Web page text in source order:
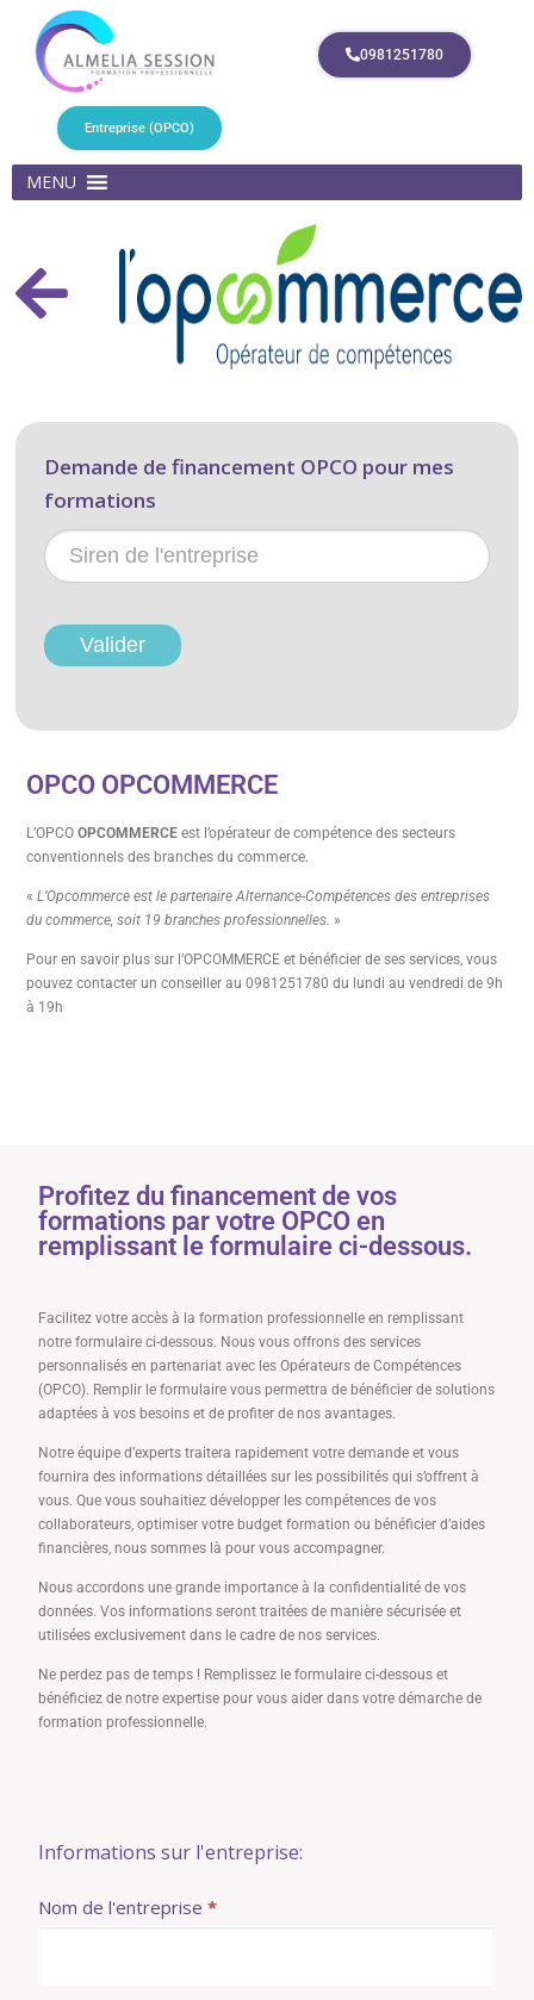
0981251780
Entreprise (OPCO)
MENU
Financement
OPCO
pour
formations
Demande de financement OPCO pour mes
formations
Valider
OPCO OPCOMMERCE
L’OPCO OPCOMMERCE est l’opérateur de compétence des secteurs
conventionnels des branches du commerce.
« L’Opcommerce est le partenaire Alternance-Compétences des entreprises
du commerce, soit 19 branches professionnelles. »
Pour en savoir plus sur l’OPCOMMERCE et bénéficier de ses services, vous
pouvez contacter un conseiller au 0981251780 du lundi au vendredi de 9h
à 19h
Profitez du financement de vos
formations par votre OPCO en
remplissant le formulaire ci-dessous.
Facilitez votre accès à la formation professionnelle en remplissant
notre formulaire ci-dessous. Nous vous offrons des services
personnalisés en partenariat avec les Opérateurs de Compétences
(OPCO). Remplir le formulaire vous permettra de bénéficier de solutions
adaptées à vos besoins et de profiter de nos avantages.
Notre équipe d’experts traitera rapidement votre demande et vous
fournira des informations détaillées sur les possibilités qui s’offrent à
vous. Que vous souhaitiez développer les compétences de vos
collaborateurs, optimiser votre budget formation ou bénéficier d’aides
financières, nous sommes là pour vous accompagner.
Nous accordons une grande importance à la confidentialité de vos
données. Vos informations seront traitées de manière sécurisée et
utilisées exclusivement dans le cadre de nos services.
Ne perdez pas de temps ! Remplissez le formulaire ci-dessous et
bénéficiez de notre expertise pour vous aider dans votre démarche de
formation professionnelle.
Formulaire
simple
Informations sur l'entreprise:
Nom de l'entreprise *